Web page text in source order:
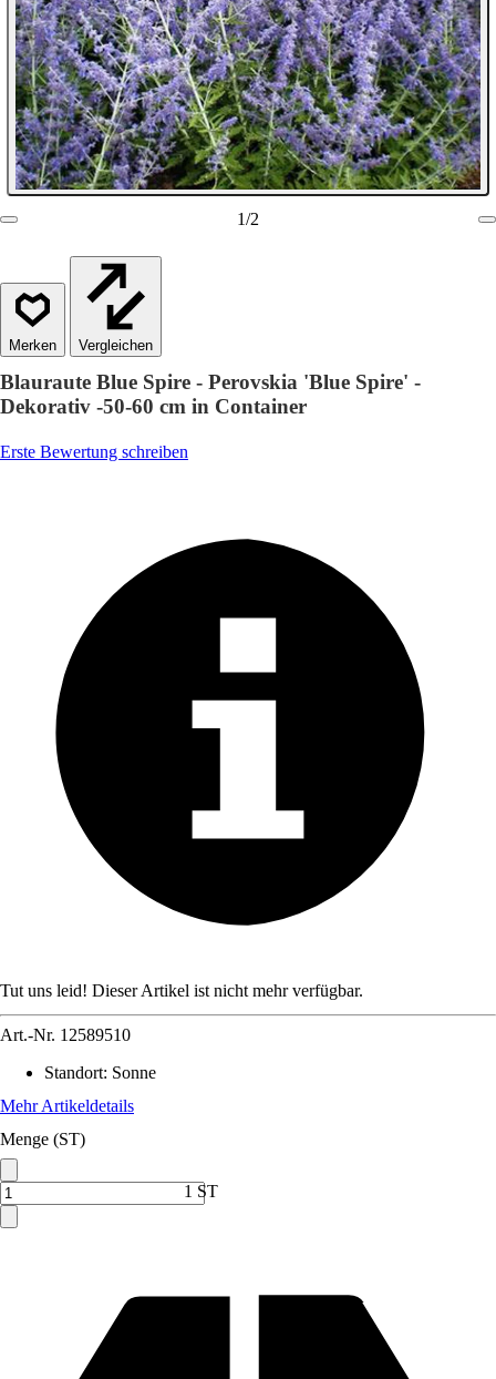
1/2
Vergleichen
Blauraute Blue Spire - Perovskia 'Blue Spire' -
Dekorativ -50-60 cm in Container
Erste Bewertung schreiben
Tut uns leid! Dieser Artikel ist nicht mehr verfügbar.
Art.-Nr. 12589510
Standort: Sonne
Mehr Artikeldetails
Menge (ST)
1 ST